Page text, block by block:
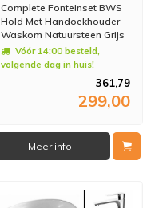
Complete Fonteinset BWS
Hold Met Handoekhouder
Waskom Natuursteen Grijs
En Fonteinkraan Mat Zwart
Vóór 14:00 besteld,
volgende dag in huis!
361,79
299,00
Meer info